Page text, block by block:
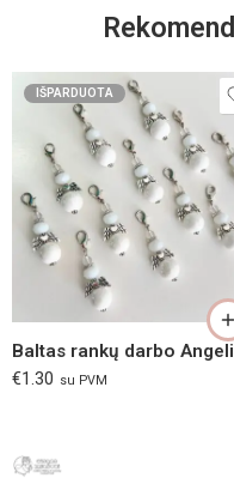
IŠPARDUOTA
€1.30 su PVM